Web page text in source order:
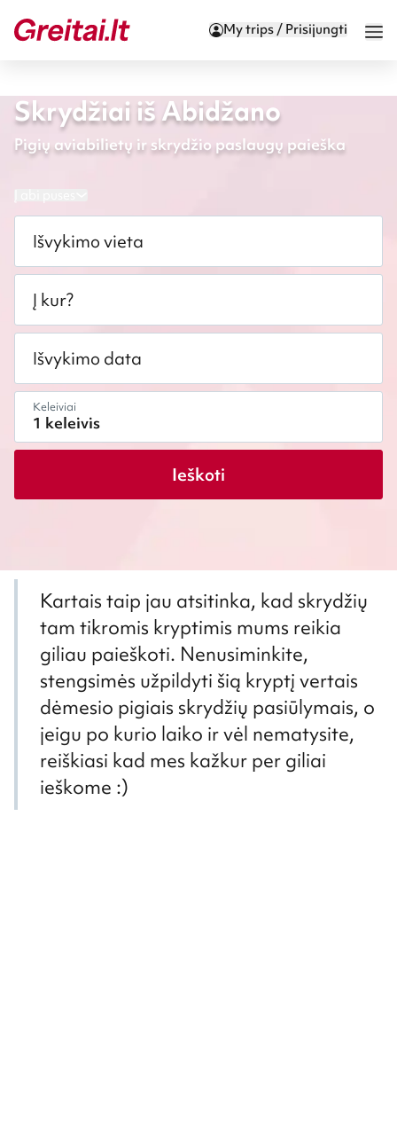
My trips / Prisijungti
Skrydžiai iš Abidžano
Pigių aviabilietų ir skrydžio paslaugų paieška
Išvykimo vieta
Į kur?
Išvykimo data
Keleiviai
Ieškoti
Kartais taip jau atsitinka, kad skrydžių
tam tikromis kryptimis mums reikia
giliau paieškoti. Nenusiminkite,
stengsimės užpildyti šią kryptį vertais
dėmesio pigiais skrydžių pasiūlymais, o
jeigu po kurio laiko ir vėl nematysite,
reiškiasi kad mes kažkur per giliai
ieškome :)